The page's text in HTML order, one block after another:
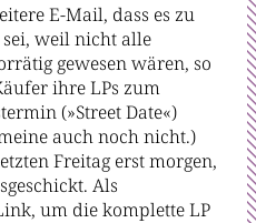
E-Mail, dass es zu
sei, weil nicht alle
gewesen wären, so
ihre LPs zum
(»Street Date«)
auch noch nicht.)
Freitag erst morgen,
Als
um die komplette LP